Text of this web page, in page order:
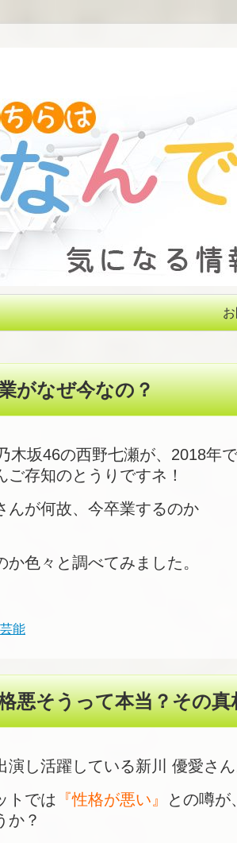
がなぜ今なの？
木坂46の西野七瀬が、2018年
ご存知のとうりですネ！
んが何故、今卒業するのか
色々と調べてみました。
芸能
悪そうって本当？その真
演し活躍している新川 優愛さん
トでは 『性格が悪い』
との噂が
か？